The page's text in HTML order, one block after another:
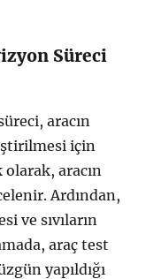
Süreci
aracın
için
aracın
Ardından,
ve sıvıların
araç test
yapıldığı